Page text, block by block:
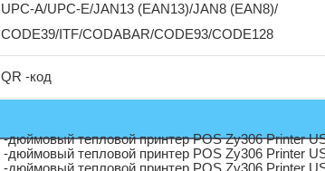
UPC-A/UPC-E/JAN13 (EAN13)/JAN8 (EAN8)/
CODE39/ITF/CODABAR/CODE93/CODE128
QR -код